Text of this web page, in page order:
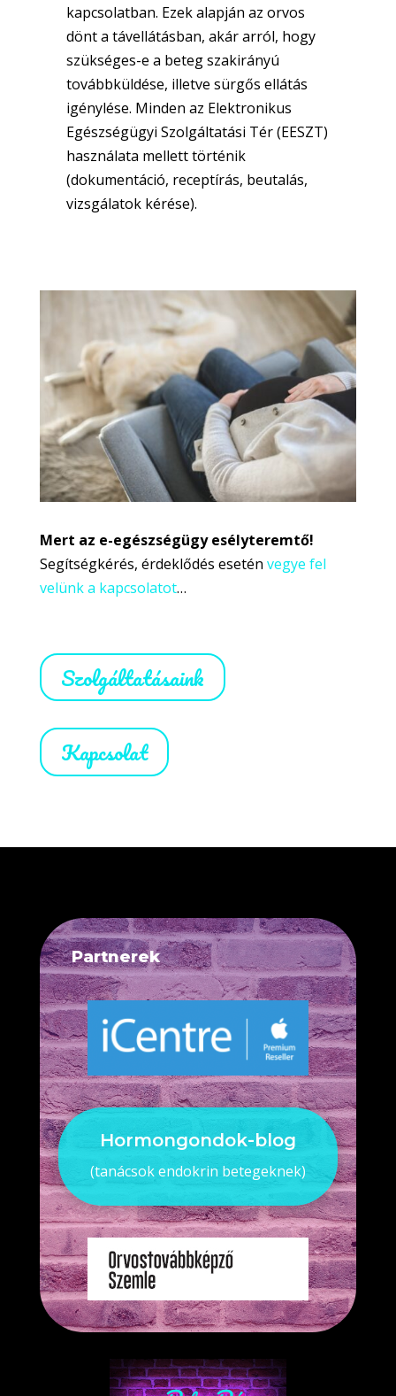
kapcsolatban. Ezek alapján az orvos
dönt a távellátásban, akár arról, hogy
szükséges-e a beteg szakirányú
továbbküldése, illetve sürgős ellátás
igénylése. Minden az Elektronikus
Egészségügyi Szolgáltatási Tér (EESZT)
használata mellett történik
(dokumentáció, receptírás, beutalás,
vizsgálatok kérése).
Mert az e-egészségügy esélyteremtő!
Segítségkérés, érdeklődés esetén vegye fel
velünk a kapcsolatot…
Szolgáltatásaink
Kapcsolat
Partnerek
Hormongondok-blog
(tanácsok endokrin betegeknek)